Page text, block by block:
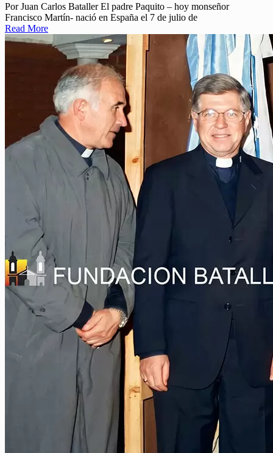
Por Juan Carlos Bataller El padre Paquito – hoy monseñor
Francisco Martín- nació en España el 7 de julio de
Read More